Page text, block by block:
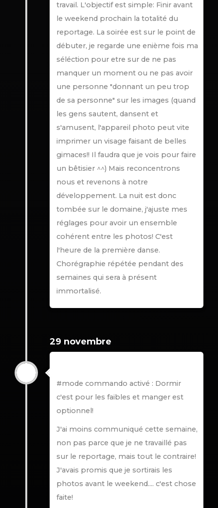
travail. L'objectif est simple: Finir avant
le weekend prochain la totalité du
reportage. La soirée est sur le point de
débuter, je regarde une enième fois ma
séléction pour etre sur de ne pas
manquer un moment ou ne pas avoir
une personne "donnant un peu trop
de sa personne" sur les images (quand
les gens sautent, dansent et
s'amusent, l'appareil photo peut vite
imprimer un visage faisant de belles
gimaces!! Il faudra que je vois pour faire
un bêtisier ^^) Mais reconcentrons
nous et revenons à notre
développement. La nuit est donc
tombée sur le domaine, j'ajuste mes
réglages pour avoir un ensemble
cohérent entre les photos! C'est
l'heure de la première danse.
Chorégraphie répétée pendant des
semaines qui sera à présent
immortalisé.
29 novembre
#mode commando activé : Dormir
c'est pour les faibles et manger est
optionnel!
J'ai moins communiqué cette semaine,
non pas parce que je ne travaillé pas
sur le reportage, mais tout le contraire!
J'avais promis que je sortirais les
photos avant le weekend.... c'est chose
faite!